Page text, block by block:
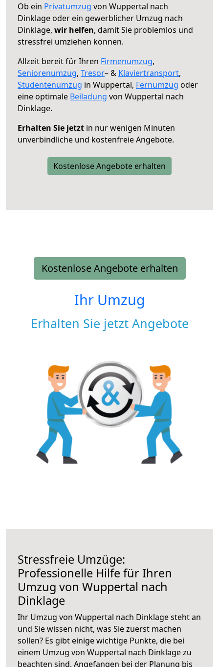
Ob ein Privatumzug von Wuppertal nach
Dinklage oder ein gewerblicher Umzug nach
Dinklage, wir helfen, damit Sie problemlos und
stressfrei umziehen können.
Allzeit bereit für Ihren Firmenumzug,
Seniorenumzug, Tresor– & Klaviertransport,
Studentenumzug in Wuppertal, Fernumzug oder
eine optimale Beiladung von Wuppertal nach
Dinklage.
Erhalten Sie jetzt in nur wenigen Minuten
unverbindliche und kostenfreie Angebote.
Kostenlose Angebote erhalten
Kostenlose Angebote erhalten
Ihr Umzug
Erhalten Sie jetzt Angebote
Stressfreie Umzüge:
Professionelle Hilfe für Ihren
Umzug von Wuppertal nach
Dinklage
Ihr Umzug von Wuppertal nach Dinklage steht an
und Sie wissen nicht, was Sie zuerst machen
sollen? Es gibt einige wichtige Punkte, die bei
einem Umzug von Wuppertal nach Dinklage zu
beachten sind. Angefangen bei der Planung bis